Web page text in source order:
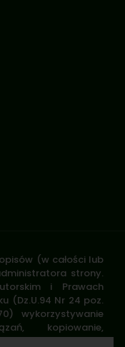
(w całości lub
strony.
i Prawach
(Dz.U.94 Nr 24 poz.
wykorzystywanie
kopiowanie,
grafiki, tekstów